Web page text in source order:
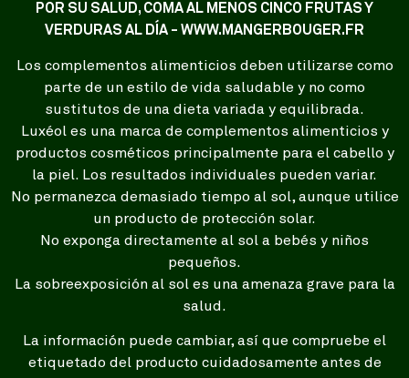
POR SU SALUD, COMA AL MENOS CINCO FRUTAS Y
VERDURAS AL DÍA - WWW.MANGERBOUGER.FR
Los complementos alimenticios deben utilizarse como
parte de un estilo de vida saludable y no como
sustitutos de una dieta variada y equilibrada.
Luxéol es una marca de complementos alimenticios y
productos cosméticos principalmente para el cabello y
la piel. Los resultados individuales pueden variar.
No permanezca demasiado tiempo al sol, aunque utilice
un producto de protección solar.
No exponga directamente al sol a bebés y niños
pequeños.
La sobreexposición al sol es una amenaza grave para la
salud.
La información puede cambiar, así que compruebe el
etiquetado del producto cuidadosamente antes de